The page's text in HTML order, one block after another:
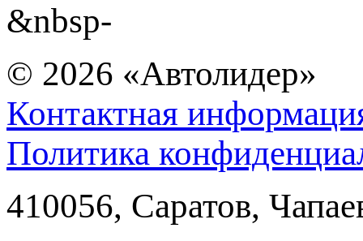
&nbsp-
© 2026 «Автолидер»
Контактная
Политика
410056, Саратов,